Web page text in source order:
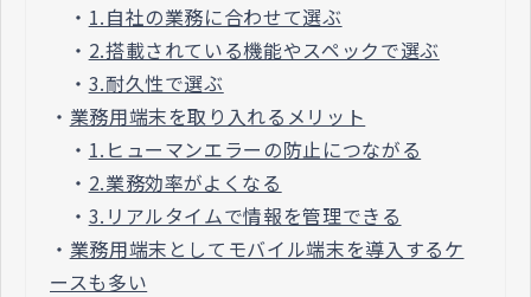
・ 1.自社の業務に合わせて選ぶ
・ 2.搭載されている機能やスペックで選ぶ
・ 3.耐久性で選ぶ
・ 業務用端末を取り入れるメリット
・ 1.ヒューマンエラーの防止につながる
・ 2.業務効率がよくなる
・ 3.リアルタイムで情報を管理できる
・ 業務用端末としてモバイル端末を導入するケ
ースも多い